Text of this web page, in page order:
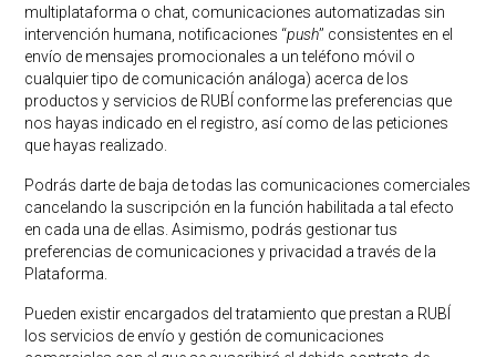
multiplataforma o chat, comunicaciones automatizadas sin
intervención humana, notificaciones ‘‘push’’ consistentes en el
envío de mensajes promocionales a un teléfono móvil o
cualquier tipo de comunicación análoga) acerca de los
productos y servicios de RUBÍ conforme las preferencias que
nos hayas indicado en el registro, así como de las peticiones
que hayas realizado.
Podrás darte de baja de todas las comunicaciones comerciales
cancelando la suscripción en la función habilitada a tal efecto
en cada una de ellas. Asimismo, podrás gestionar tus
preferencias de comunicaciones y privacidad a través de la
Plataforma.
Pueden existir encargados del tratamiento que prestan a RUBÍ
los servicios de envío y gestión de comunicaciones